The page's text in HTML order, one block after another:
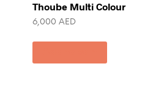
Thoube Multi Colour
6,000 AED